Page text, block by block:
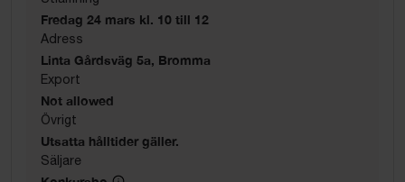
Fredag 24 mars kl. 10 till 12
Adress
Linta Gårdsväg 5a, Bromma
Export
Not allowed
Övrigt
Utsatta hålltider gäller.
Säljare